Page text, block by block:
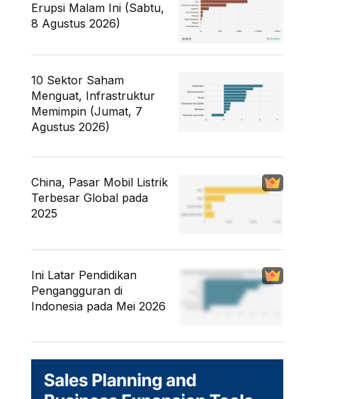
Erupsi Malam Ini (Sabtu,
8 Agustus 2026)
10 Sektor Saham
Menguat, Infrastruktur
Memimpin (Jumat, 7
Agustus 2026)
China, Pasar Mobil Listrik
Terbesar Global pada
2025
Ini Latar Pendidikan
Pengangguran di
Indonesia pada Mei 2026